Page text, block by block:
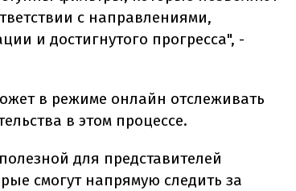
с направлениями,
и достигнутого прогресса", -
в режиме онлайн отслеживать
в этом процессе.
для представителей
смогут напрямую следить за